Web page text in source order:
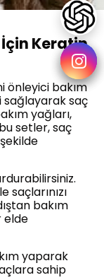
Keratin
önleyici bakım
sağlayarak saç
yağları,
setler, saç
bakım
elde
yaparak
sahip